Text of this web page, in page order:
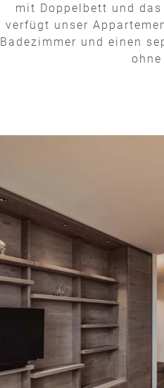
mit Doppelbett und
verfügt unser
Badezimmer und einen